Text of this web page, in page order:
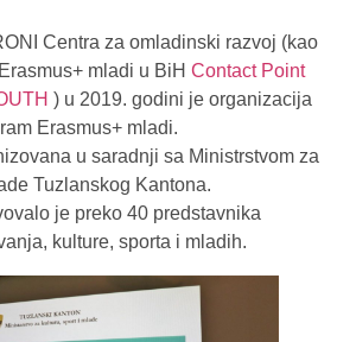
Centra za omladinski razvoj (kao
mladi u BiH Contact Point
) u 2019. godini je organizacija
Erasmus+ mladi.
u saradnji sa Ministrstvom za
Tuzlanskog Kantona.
je preko 40 predstavnika
kulture, sporta i mladih.